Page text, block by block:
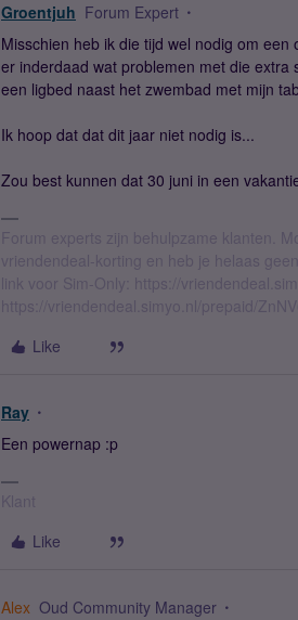
Groentjuh Forum Expert
Misschien heb ik die tijd wel nodig om
er inderdaad wat problemen met die
een ligbed naast het zwembad met mijn
Ik hoop dat dat dit jaar niet nodig is...
Zou best kunnen dat 30 juni in een
Forum experts zijn behulpzame klanten.
vriendendeal-korting en heb je helaas
link voor Sim-Only: https://
https://vriendendeal.simyo.nl/prepaid/
Like
Ray
Een powernap :p
Klant
Like
Alex Oud Community Manager